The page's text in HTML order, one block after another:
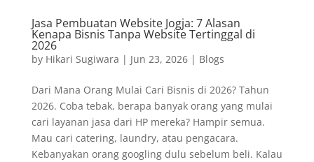
Jasa Pembuatan Website Jogja: 7 Alasan
Kenapa Bisnis Tanpa Website Tertinggal di
2026
by Hikari Sugiwara | Jun 23, 2026| Blogs
Dari Mana Orang Mulai Cari Bisnis di 2026? Tahun
2026. Coba tebak, berapa banyak orang yang mulai
cari layanan jasa dari HP mereka? Hampir semua.
Mau cari catering, laundry, atau pengacara.
Kebanyakan orang googling dulu sebelum beli. Kalau